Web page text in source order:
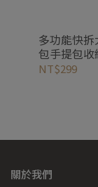
多功能快
包手提包
鍊袋)
NT$299
關於我們